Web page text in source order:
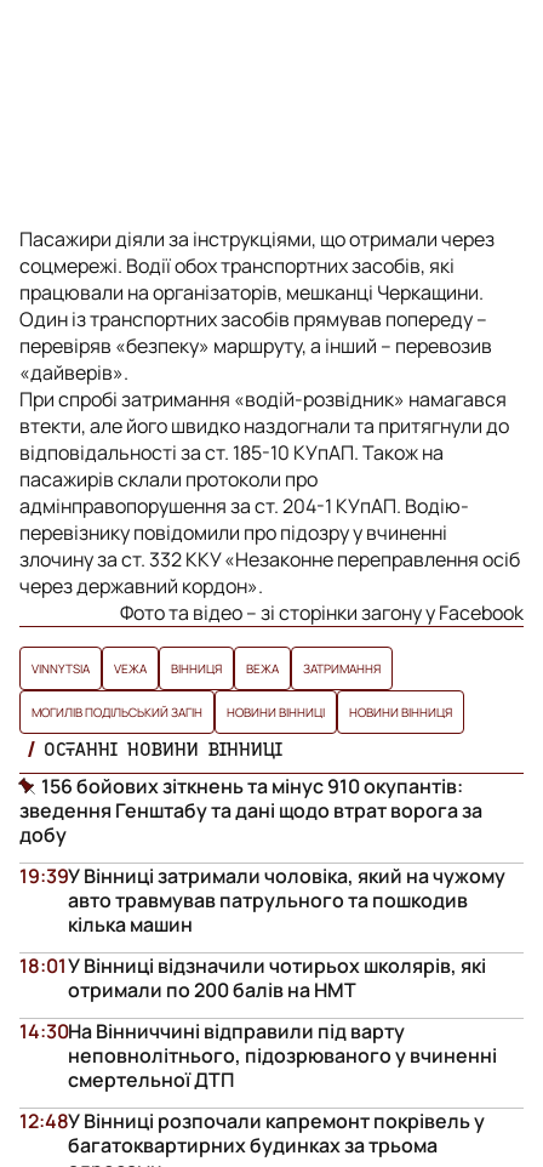
Пасажири діяли за інструкціями, що отримали через
соцмережі. Водії обох транспортних засобів, які
працювали на організаторів, мешканці Черкащини.
Один із транспортних засобів прямував попереду –
перевіряв «безпеку» маршруту, а інший – перевозив
«дайверів».
При спробі затримання «водій-розвідник» намагався
втекти, але його швидко наздогнали та притягнули до
відповідальності за ст. 185-10 КУпАП. Також на
пасажирів склали протоколи про
адмінправопорушення за ст. 204-1 КУпАП. Водію-
перевізнику повідомили про підозру у вчиненні
злочину за ст. 332 ККУ «Незаконне переправлення осіб
через державний кордон».
Фото та відео – зі сторінки загону у Facebook
VINNYTSIA VЕЖА ВІННИЦЯ ВЕЖА ЗАТРИМАННЯ
МОГИЛІВ ПОДІЛЬСЬКИЙ ЗАГІН НОВИНИ ВІННИЦІ НОВИНИ ВІННИЦЯ
ОСТАННІ НОВИНИ ВІННИЦІ
156 бойових зіткнень та мінус 910 окупантів:
зведення Генштабу та дані щодо втрат ворога за
добу
У Вінниці затримали чоловіка, який на чужому
авто травмував патрульного та пошкодив
кілька машин
19:39
У Вінниці відзначили чотирьох школярів, які
отримали по 200 балів на НМТ
18:01
На Вінниччині відправили під варту
неповнолітнього, підозрюваного у вчиненні
смертельної ДТП
14:30
У Вінниці розпочали капремонт покрівель у
багатоквартирних будинках за трьома
12:48